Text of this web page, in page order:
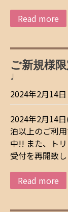
Read more
ご新規様
♩
2024年2月14日
2024年2月14
泊以上のご利
中!! また、ト
受付を再開致
Read more